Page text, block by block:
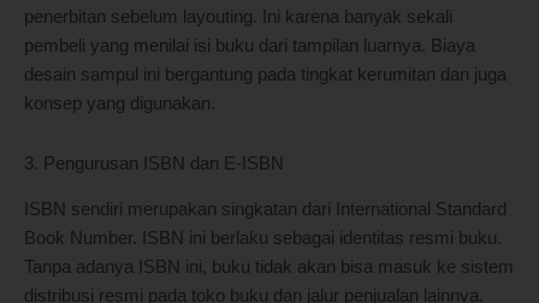
penerbitan sebelum layouting. Ini karena banyak sekali
pembeli yang menilai isi buku dari tampilan luarnya. Biaya
desain sampul ini bergantung pada tingkat kerumitan dan juga
konsep yang digunakan.
3. Pengurusan ISBN dan E-ISBN
ISBN sendiri merupakan singkatan dari International Standard
Book Number. ISBN ini berlaku sebagai identitas resmi buku.
Tanpa adanya ISBN ini, buku tidak akan bisa masuk ke sistem
distribusi resmi pada toko buku dan jalur penjualan lainnya.